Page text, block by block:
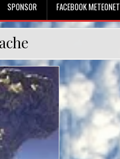
SPONSOR FACEBOOK METEONET